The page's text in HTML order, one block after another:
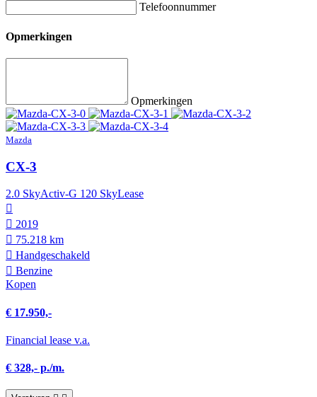
Telefoonnummer
Opmerkingen
Opmerkingen
Mazda
CX-3
2.0 SkyActiv-G 120 SkyLease
2019
75.218 km
Hand­geschakeld
Benzine
Kopen
€ 17.950,-
Financial lease v.a.
€ 328,- p./m.